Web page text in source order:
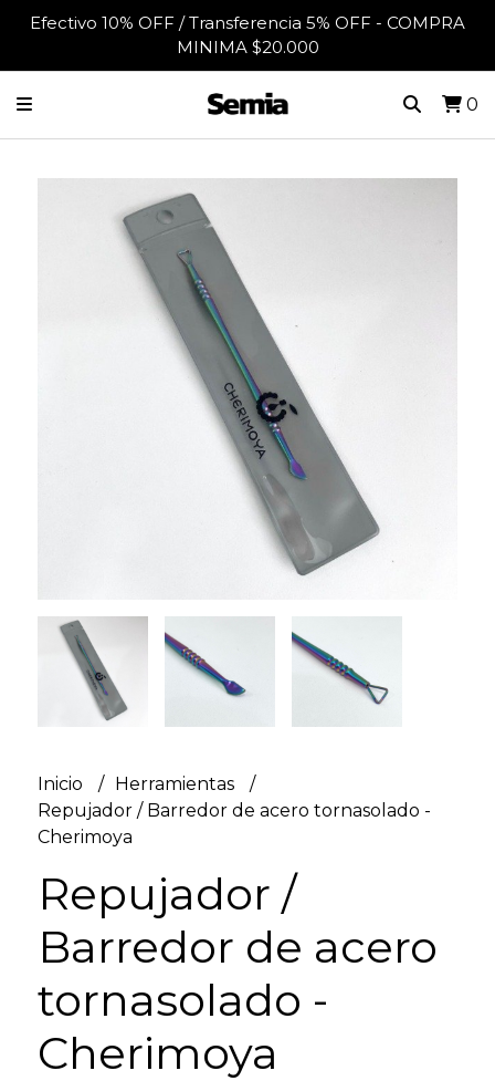
Efectivo 10% OFF / Transferencia 5% OFF - COMPRA
MINIMA $20.000
0
Inicio
Herramientas
Repujador / Barredor de acero tornasolado -
Cherimoya
Repujador /
Barredor de acero
tornasolado -
Cherimoya